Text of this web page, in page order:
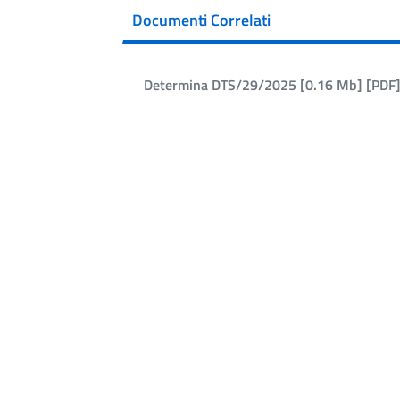
Documenti Correlati
Determina DTS/29/2025 [0.16 Mb]